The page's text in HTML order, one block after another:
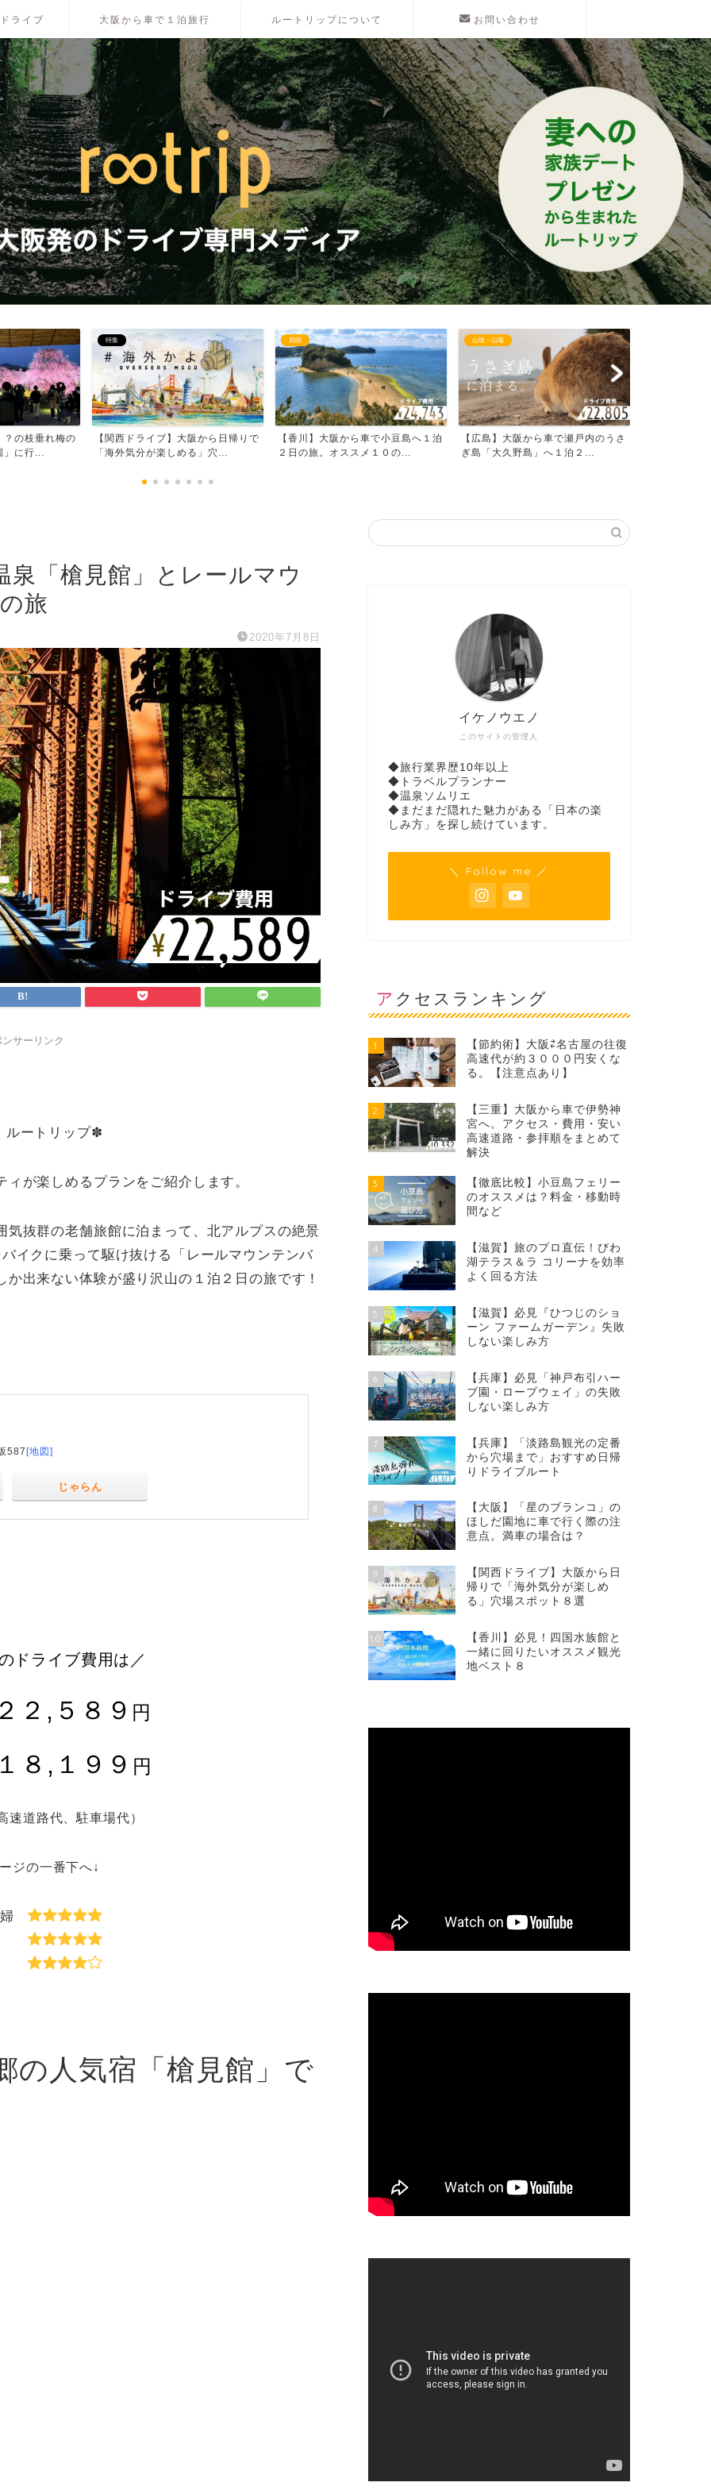
ライブ 大阪から車で１泊旅行 ルートリップについて お問い合わせ
？の枝垂れ梅の
に行...
特集
【関西ドライブ】大阪から日帰りで
「海外気分が楽しめる」穴...
四国
【香川】大阪から車で小豆島へ１泊
２日の旅。オススメ１０の...
山陰・山陽
【広島】大阪から車で瀬戸内のうさ
ぎ島「大久野島」へ１泊２...
泉「槍見館」とレールマウ
旅
2020年7月8日
サーリンク
ートリップ✽
が楽しめるプランをご紹介します。
抜群の老舗旅館に泊まって、北アルプスの絶景
イクに乗って駆け抜ける「レールマウンテンバ
出来ない体験が盛り沢山の１泊２日の旅です！
587[地図]
じゃらん
ドライブ費用は／
２,５８９ 円
８,１９９ 円
速道路代、駐車場代）
ジの一番下へ↓
婦
人気宿「槍見館」で
このサイトの管理人
イケノウエノ
◆旅行業界歴10年以上
◆トラベルプランナー
◆温泉ソムリエ
◆まだまだ隠れた魅力がある「日本の楽
しみ方」を探し続けています。
＼ Follow me ／
アクセスランキング
1
【節約術】大阪⇄名古屋の往復
高速代が約３０００円安くな
る。【注意点あり】
2
【三重】大阪から車で伊勢神
宮へ。アクセス・費用・安い
高速道路・参拝順をまとめて
解決
3
【徹底比較】小豆島フェリー
のオススメは？料金・移動時
間など
4
【滋賀】旅のプロ直伝！びわ
湖テラス＆ラ コリーナを効率
よく回る方法
5
【滋賀】必見『ひつじのショ
ーン ファームガーデン』失敗
しない楽しみ方
6
【兵庫】必見「神戸布引ハー
ブ園・ロープウェイ」の失敗
しない楽しみ方
7
【兵庫】「淡路島観光の定番
から穴場まで」おすすめ日帰
りドライブルート
8
【大阪】「星のブランコ」の
ほしだ園地に車で行く際の注
意点。満車の場合は？
9
【関西ドライブ】大阪から日
帰りで「海外気分が楽しめ
る」穴場スポット８選
10
【香川】必見！四国水族館と
一緒に回りたいオススメ観光
地ベスト８